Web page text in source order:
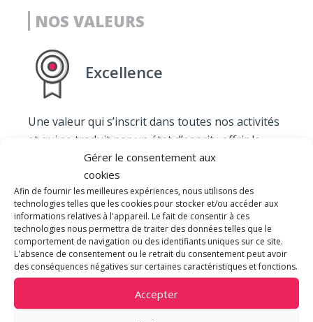
Gérer le consentement aux
cookies
Afin de fournir les meilleures expériences, nous utilisons des
technologies telles que les cookies pour stocker et/ou accéder aux
informations relatives à l'appareil. Le fait de consentir à ces
technologies nous permettra de traiter des données telles que le
comportement de navigation ou des identifiants uniques sur ce site.
L'absence de consentement ou le retrait du consentement peut avoir
des conséquences négatives sur certaines caractéristiques et fonctions.
Accepter
NOS VALEURS
Excellence
Une valeur qui s’inscrit dans toutes nos activités
et qui se traduit par un état d’esprit : offrir le
meilleur à nos clients. À travers cette quête
permanente de la perfection nous cultivons
notre différence.
Engagement
Notre engagement se nourrit de la satisfaction
durable de nos clients c’est pourquoi nos